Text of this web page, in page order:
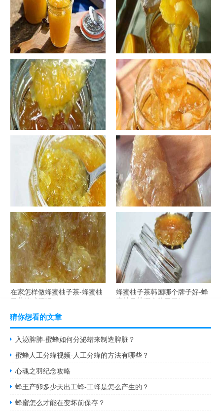
自制蜂蜜柚子茶-蜂蜜柚子茶有
哪些正确的做法？
自制蜂蜜柚子茶-蜂蜜柚子茶如
何正确饮用？
罐装蜂蜜柚子茶胖吗-蜂蜜柚子
茶喝了会发胖吗？
在家怎样做蜂蜜柚子茶-喝蜂蜜
柚子茶有哪些禁忌？
自制蜂蜜柚子茶-蜂蜜柚子茶最
容易做什么？
在家怎样做蜂蜜柚子茶-蜂蜜柚
子茶可以解酒吗？
在家怎样做蜂蜜柚子茶-蜂蜜柚
子茶能减肥吗？
蜂蜜柚子茶韩国哪个牌子好-蜂
蜜柚子茶哪个牌子最好？
猜你想看的文章
入泌脾肺-蜜蜂如何分泌蜡来制造脾脏？
蜜蜂人工分蜂视频-人工分蜂的方法有哪些？
心魂之羽纪念攻略
蜂王产卵多少天出工蜂-工蜂是怎么产生的？
蜂蜜怎么才能在变坏前保存？